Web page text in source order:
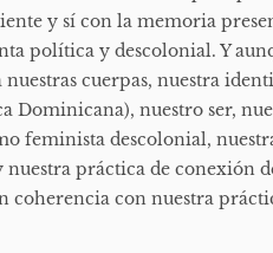
y sí con la memoria
política y descolonial. Y
nuestras cuerpas, nuestra
Dominicana), nuestro ser,
feminista descolonial,
práctica de conexión
coherencia con nuestra